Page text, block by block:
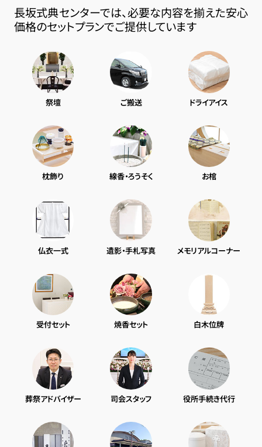
長坂式典センターでは、必要な内容を揃えた安心
価格のセットプランでご提供しています
祭壇 ご搬送 ドライアイス
枕飾り 線香・ろうそく お棺
仏衣一式 遺影・手札写真 メモリアルコーナー
受付セット 焼香セット 白木位牌
葬祭アドバイザー 司会スタッフ 役所手続き代行